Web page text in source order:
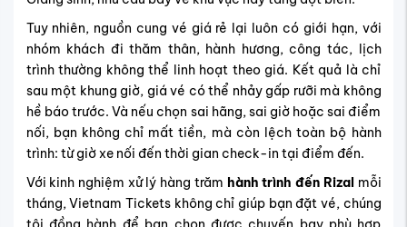
Tuy nhiên, nguồn cung vé giá rẻ lại luôn có giới hạn, với
nhóm khách đi thăm thân, hành hương, công tác, lịch
trình thường không thể linh hoạt theo giá. Kết quả là chỉ
sau một khung giờ, giá vé có thể nhảy gấp rưỡi mà không
hề báo trước. Và nếu chọn sai hãng, sai giờ hoặc sai điểm
nối, bạn không chỉ mất tiền, mà còn lệch toàn bộ hành
trình: từ giờ xe nối đến thời gian check-in tại điểm đến.
Với kinh nghiệm xử lý hàng trăm hành trình đến Rizal mỗi
tháng, Vietnam Tickets không chỉ giúp bạn đặt vé, chúng